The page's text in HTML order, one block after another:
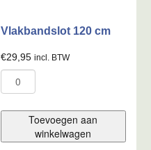
Vlakbandslot 120 cm
€29,95 incl. BTW
120
Toevoegen aan
winkelwagen